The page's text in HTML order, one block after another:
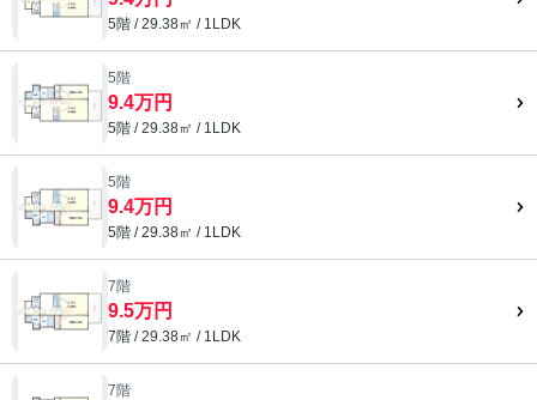
5階 / 29.38㎡ / 1LDK
5階
9.4万円
5階 / 29.38㎡ / 1LDK
5階
9.4万円
5階 / 29.38㎡ / 1LDK
7階
9.5万円
7階 / 29.38㎡ / 1LDK
7階